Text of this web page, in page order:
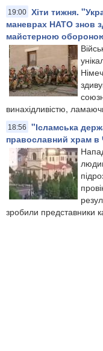
19:00 Хіти тижня.
маневрах НАТО знов
майстерною
винахідливістю,
18:56
"Ісламська
православний храм в
зробили представники